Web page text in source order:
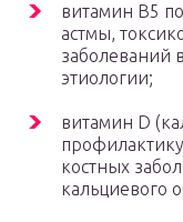
витамин B5
астмы,
заболеваний
этиологии;
витамин D
костных
кальциевого